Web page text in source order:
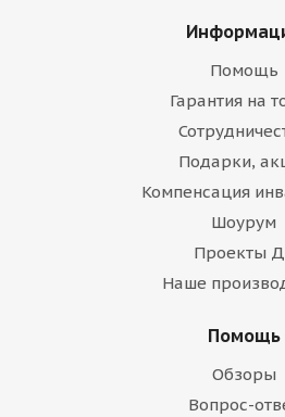
Помощь
Гарантия на
Подарки,
Компенсация
Шоурум
Проекты
Наше
Помощь
Обзоры
Вопрос-